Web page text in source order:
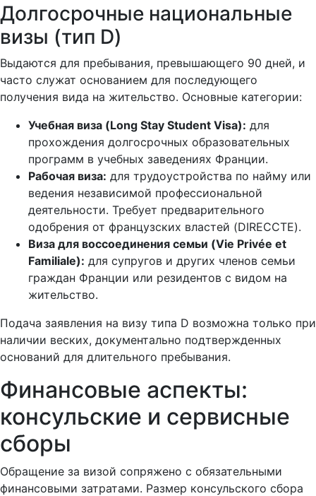
Долгосрочные национальные
визы (тип D)
Выдаются для пребывания, превышающего 90 дней, и
часто служат основанием для последующего
получения вида на жительство. Основные категории:
Учебная виза (Long Stay Student Visa): для
прохождения долгосрочных образовательных
программ в учебных заведениях Франции.
Рабочая виза: для трудоустройства по найму или
ведения независимой профессиональной
деятельности. Требует предварительного
одобрения от французских властей (DIRECCTE).
Виза для воссоединения семьи (Vie Privée et
Familiale): для супругов и других членов семьи
граждан Франции или резидентов с видом на
жительство.
Подача заявления на визу типа D возможна только при
наличии веских, документально подтвержденных
оснований для длительного пребывания.
Финансовые аспекты:
консульские и сервисные
сборы
Обращение за визой сопряжено с обязательными
финансовыми затратами. Размер консульского сбора